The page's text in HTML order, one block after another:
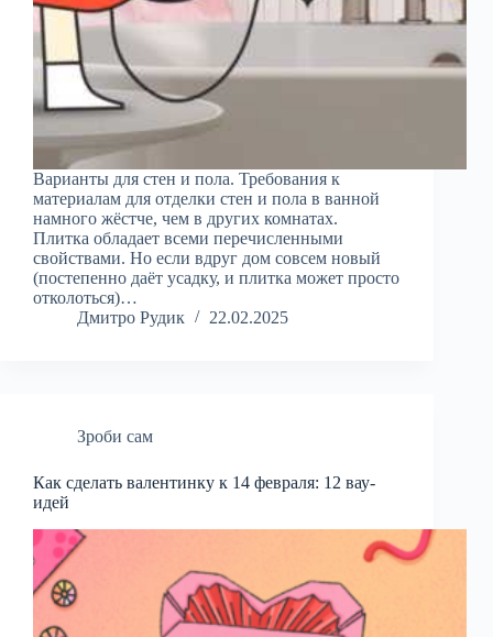
Варианты для стен и пола. Требования к
материалам для отделки стен и пола в ванной
намного жёстче, чем в других комнатах.
Плитка обладает всеми перечисленными
свойствами. Но если вдруг дом совсем новый
(постепенно даёт усадку, и плитка может просто
отколоться)…
Дмитро Рудик
22.02.2025
Зроби сам
Как сделать валентинку к 14 февраля: 12 вау-
идей